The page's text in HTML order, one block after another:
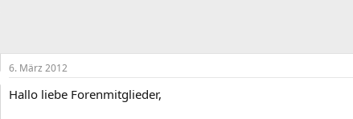
6. März 2012
Hallo liebe Forenmitglieder,